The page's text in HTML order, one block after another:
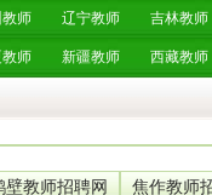
师 辽宁教师 吉林教师
师 新疆教师 西藏教师
壁教师招聘网
焦作教师